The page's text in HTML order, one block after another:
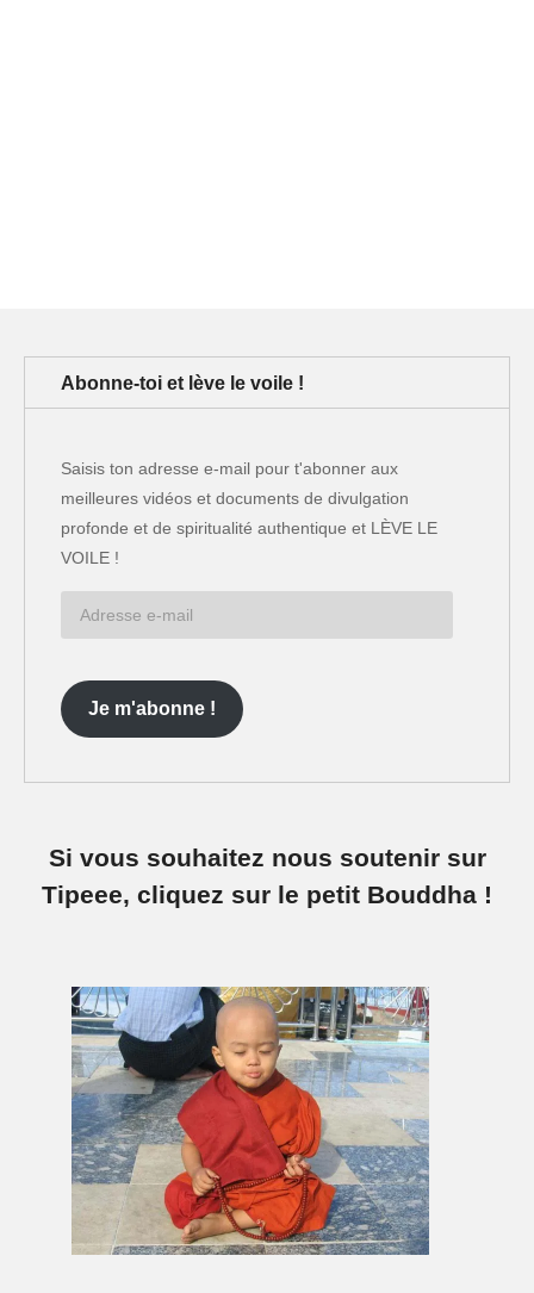
Abonne-toi et lève le voile !
Saisis ton adresse e-mail pour t'abonner aux
meilleures vidéos et documents de divulgation
profonde et de spiritualité authentique et LÈVE LE
VOILE !
Je m'abonne !
Si vous souhaitez nous soutenir sur
Tipeee, cliquez sur le petit Bouddha !